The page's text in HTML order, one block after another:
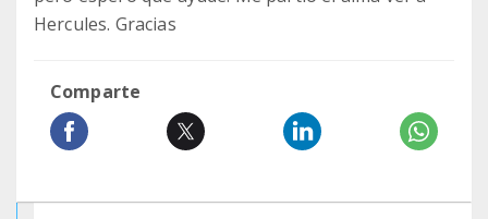
Hercules. Gracias
Comparte